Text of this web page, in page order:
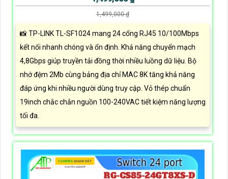
1,499,000 ₫
📸 TP-LINK TL-SF1024 mang 24 cổng RJ45 10/100Mbps
kết nối nhanh chóng và ổn định. Khả năng chuyển mạch
4,8Gbps giúp truyền tải đồng thời nhiều luồng dữ liệu. Bộ
nhớ đệm 2Mb cùng bảng địa chỉ MAC 8K tăng khả năng
đáp ứng khi nhiều người dùng truy cập. Vỏ thép chuẩn
19inch chắc chắn nguồn 100-240VAC tiết kiệm năng lượng
tối đa.